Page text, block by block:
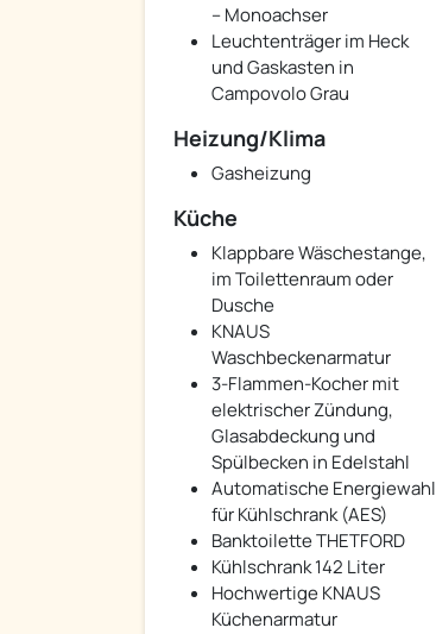
– Monoachser
Leuchtenträger im Heck
und Gaskasten in
Campovolo Grau
Heizung/Klima
Gasheizung
Küche
Klappbare Wäschestange,
im Toilettenraum oder
Dusche
KNAUS
Waschbeckenarmatur
3-Flammen-Kocher mit
elektrischer Zündung,
Glasabdeckung und
Spülbecken in Edelstahl
Automatische Energiewahl
für Kühlschrank (AES)
Banktoilette THETFORD
Kühlschrank 142 Liter
Hochwertige KNAUS
Küchenarmatur